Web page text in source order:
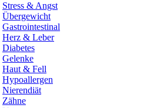
Stress & Angst
Übergewicht
Gastrointestinal
Herz & Leber
Diabetes
Gelenke
Haut & Fell
Hypoallergen
Nierendiät
Zähne